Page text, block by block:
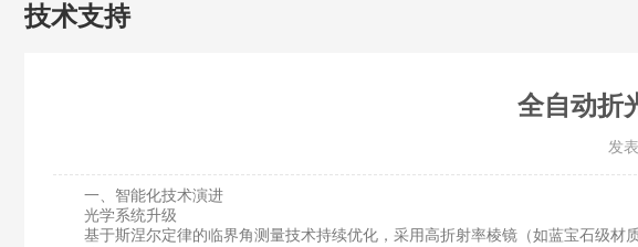
技术支持
全自动折
发
一、智能化技术演进
光学系统升级
基于斯涅尔定律的临界角测量技术持续优化，采用高折射率棱镜（如蓝宝石级材